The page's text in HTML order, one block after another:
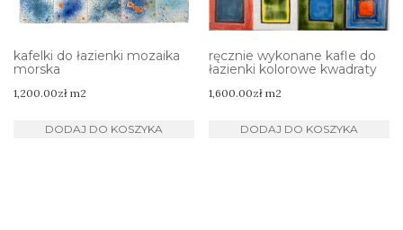
kafelki do łazienki mozaika
morska
1,200.00zł m2
DODAJ DO KOSZYKA
ręcznie wykonane kafle do
łazienki kolorowe kwadraty
1,600.00zł m2
DODAJ DO KOSZYKA